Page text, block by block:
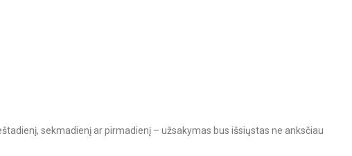
sekmadienį ar pirmadienį – užsakymas bus išsiųstas ne anksčiau